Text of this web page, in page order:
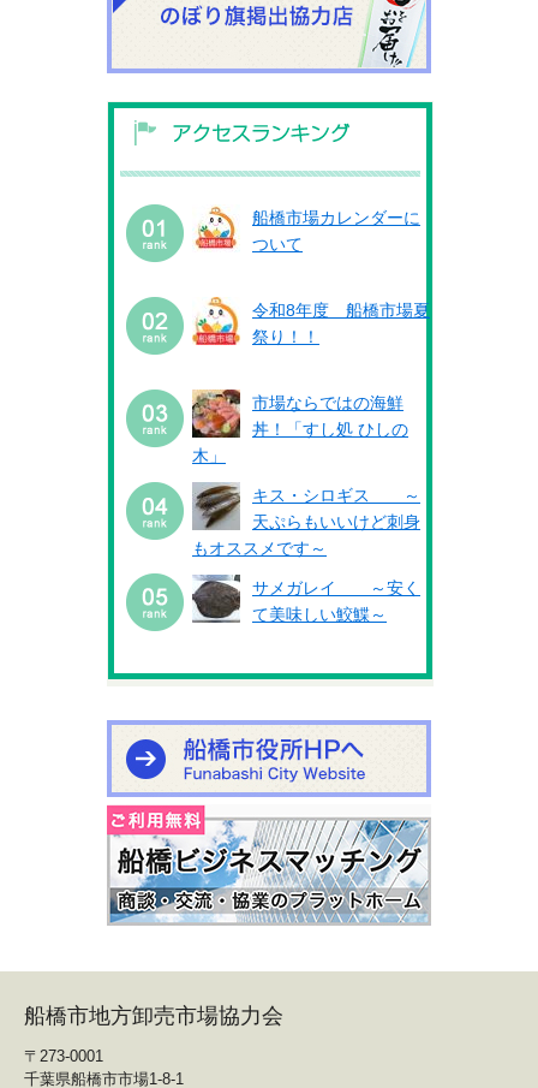
船橋市場カレンダーに
ついて
令和8年度 船橋市場夏
祭り！！
市場ならではの海鮮
丼！「すし処 ひしの
木」
キス・シロギス ～
天ぷらもいいけど刺身
もオススメです～
サメガレイ ～安く
て美味しい鮫鰈～
船橋市地方卸売市場協力会
〒273-0001
千葉県船橋市市場1-8-1